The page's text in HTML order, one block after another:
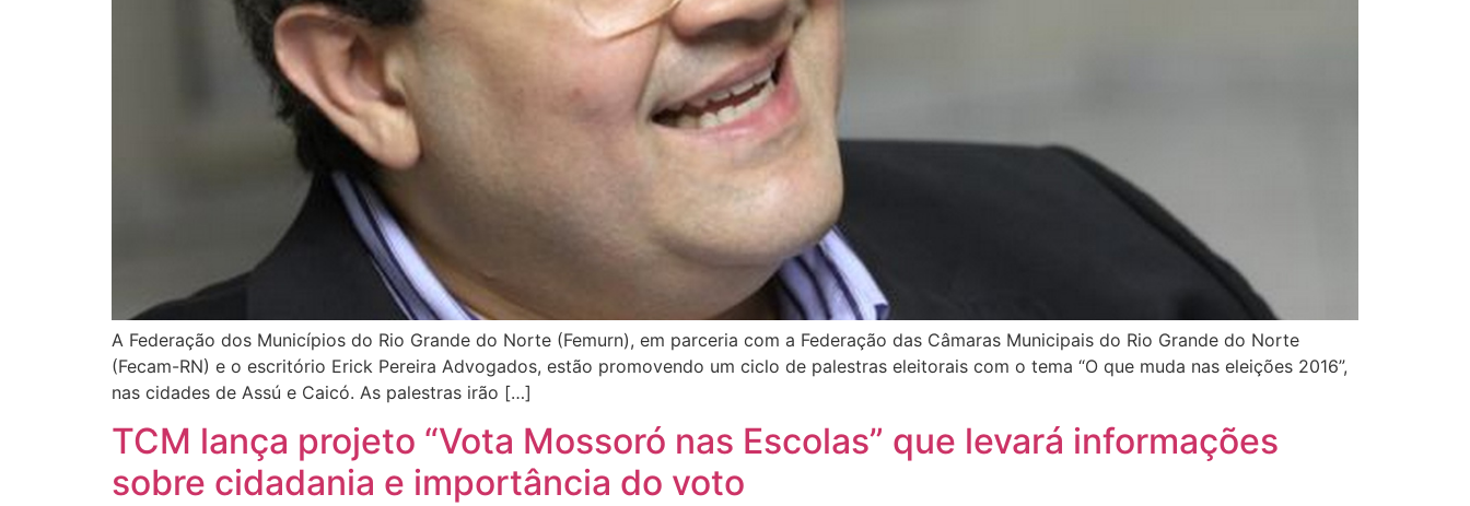
A Federação dos Municípios do Rio Grande do Norte (Femurn), em parceria com a Federação das Câmaras Municipais do Rio Grande do Norte
(Fecam-RN) e o escritório Erick Pereira Advogados, estão promovendo um ciclo de palestras eleitorais com o tema “O que muda nas eleições 2016”,
nas cidades de Assú e Caicó. As palestras irão […]
TCM lança projeto “Vota Mossoró nas Escolas” que levará informações
sobre cidadania e importância do voto